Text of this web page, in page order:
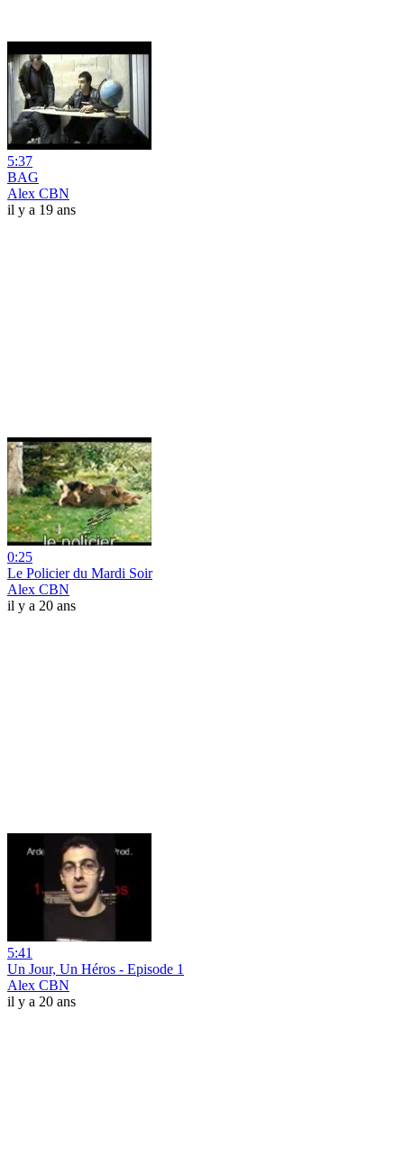
5:37
BAG
Alex CBN
il y a 19 ans
0:25
Le Policier du Mardi Soir
Alex CBN
il y a 20 ans
5:41
Un Jour, Un Héros - Episode 1
Alex CBN
il y a 20 ans